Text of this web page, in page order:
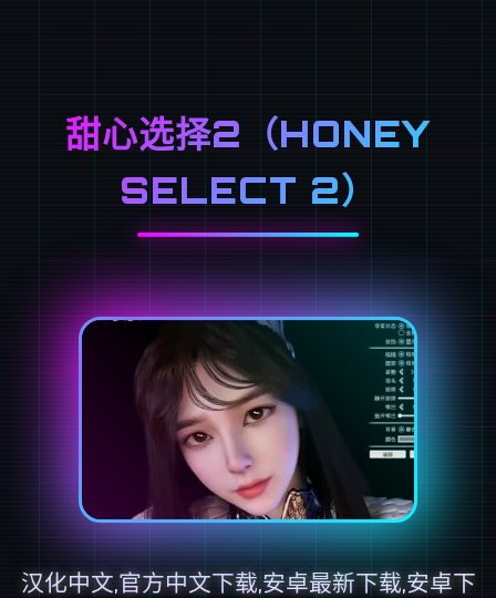
甜心选择2（HONEY
SELECT 2）
汉化中文,官方中文下载,安卓最新下载,安卓下